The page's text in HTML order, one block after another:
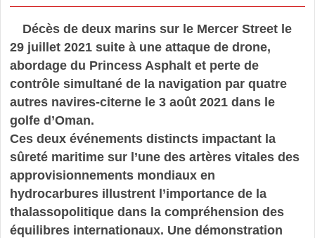
Décès de deux marins sur le Mercer Street le
29 juillet 2021 suite à une attaque de drone,
abordage du Princess Asphalt et perte de
contrôle simultané de la navigation par quatre
autres navires-citerne le 3 août 2021 dans le
golfe d’Oman.
Ces deux événements distincts impactant la
sûreté maritime sur l’une des artères vitales des
approvisionnements mondiaux en
hydrocarbures illustrent l’importance de la
thalassopolitique dans la compréhension des
équilibres internationaux. Une démonstration